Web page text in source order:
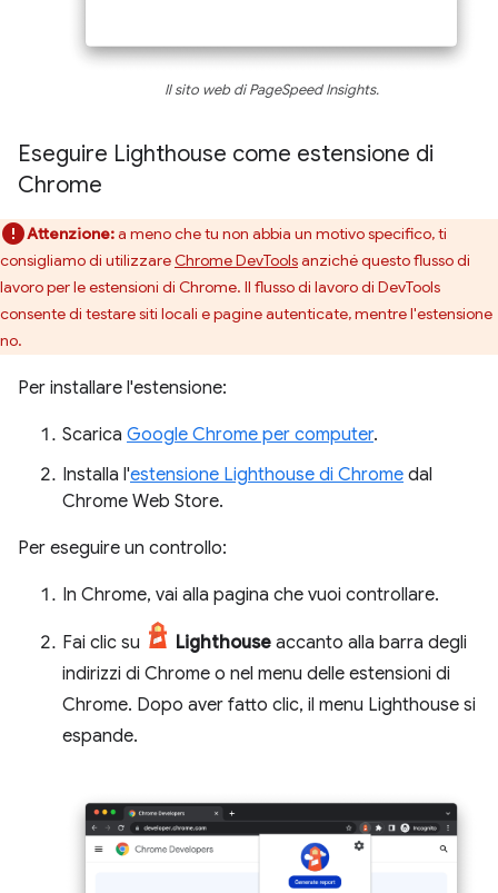
Il sito web di PageSpeed Insights.
Eseguire Lighthouse come estensione di
Chrome
Attenzione:a meno che tu non abbia un motivo specifico, ti
consigliamo di utilizzareChrome DevToolsanziché questo flusso di
lavoro per le estensioni di Chrome. Il flusso di lavoro di DevTools
consente di testare siti locali e pagine autenticate, mentre l'estensione
no.
Per installare l'estensione:
Scarica Google Chrome per computer.
Installa l'estensione Lighthouse di Chrome dal
Chrome Web Store.
Per eseguire un controllo:
In Chrome, vai alla pagina che vuoi controllare.
Fai clic su Lighthouse accanto alla barra degli
indirizzi di Chrome o nel menu delle estensioni di
Chrome. Dopo aver fatto clic, il menu Lighthouse si
espande.